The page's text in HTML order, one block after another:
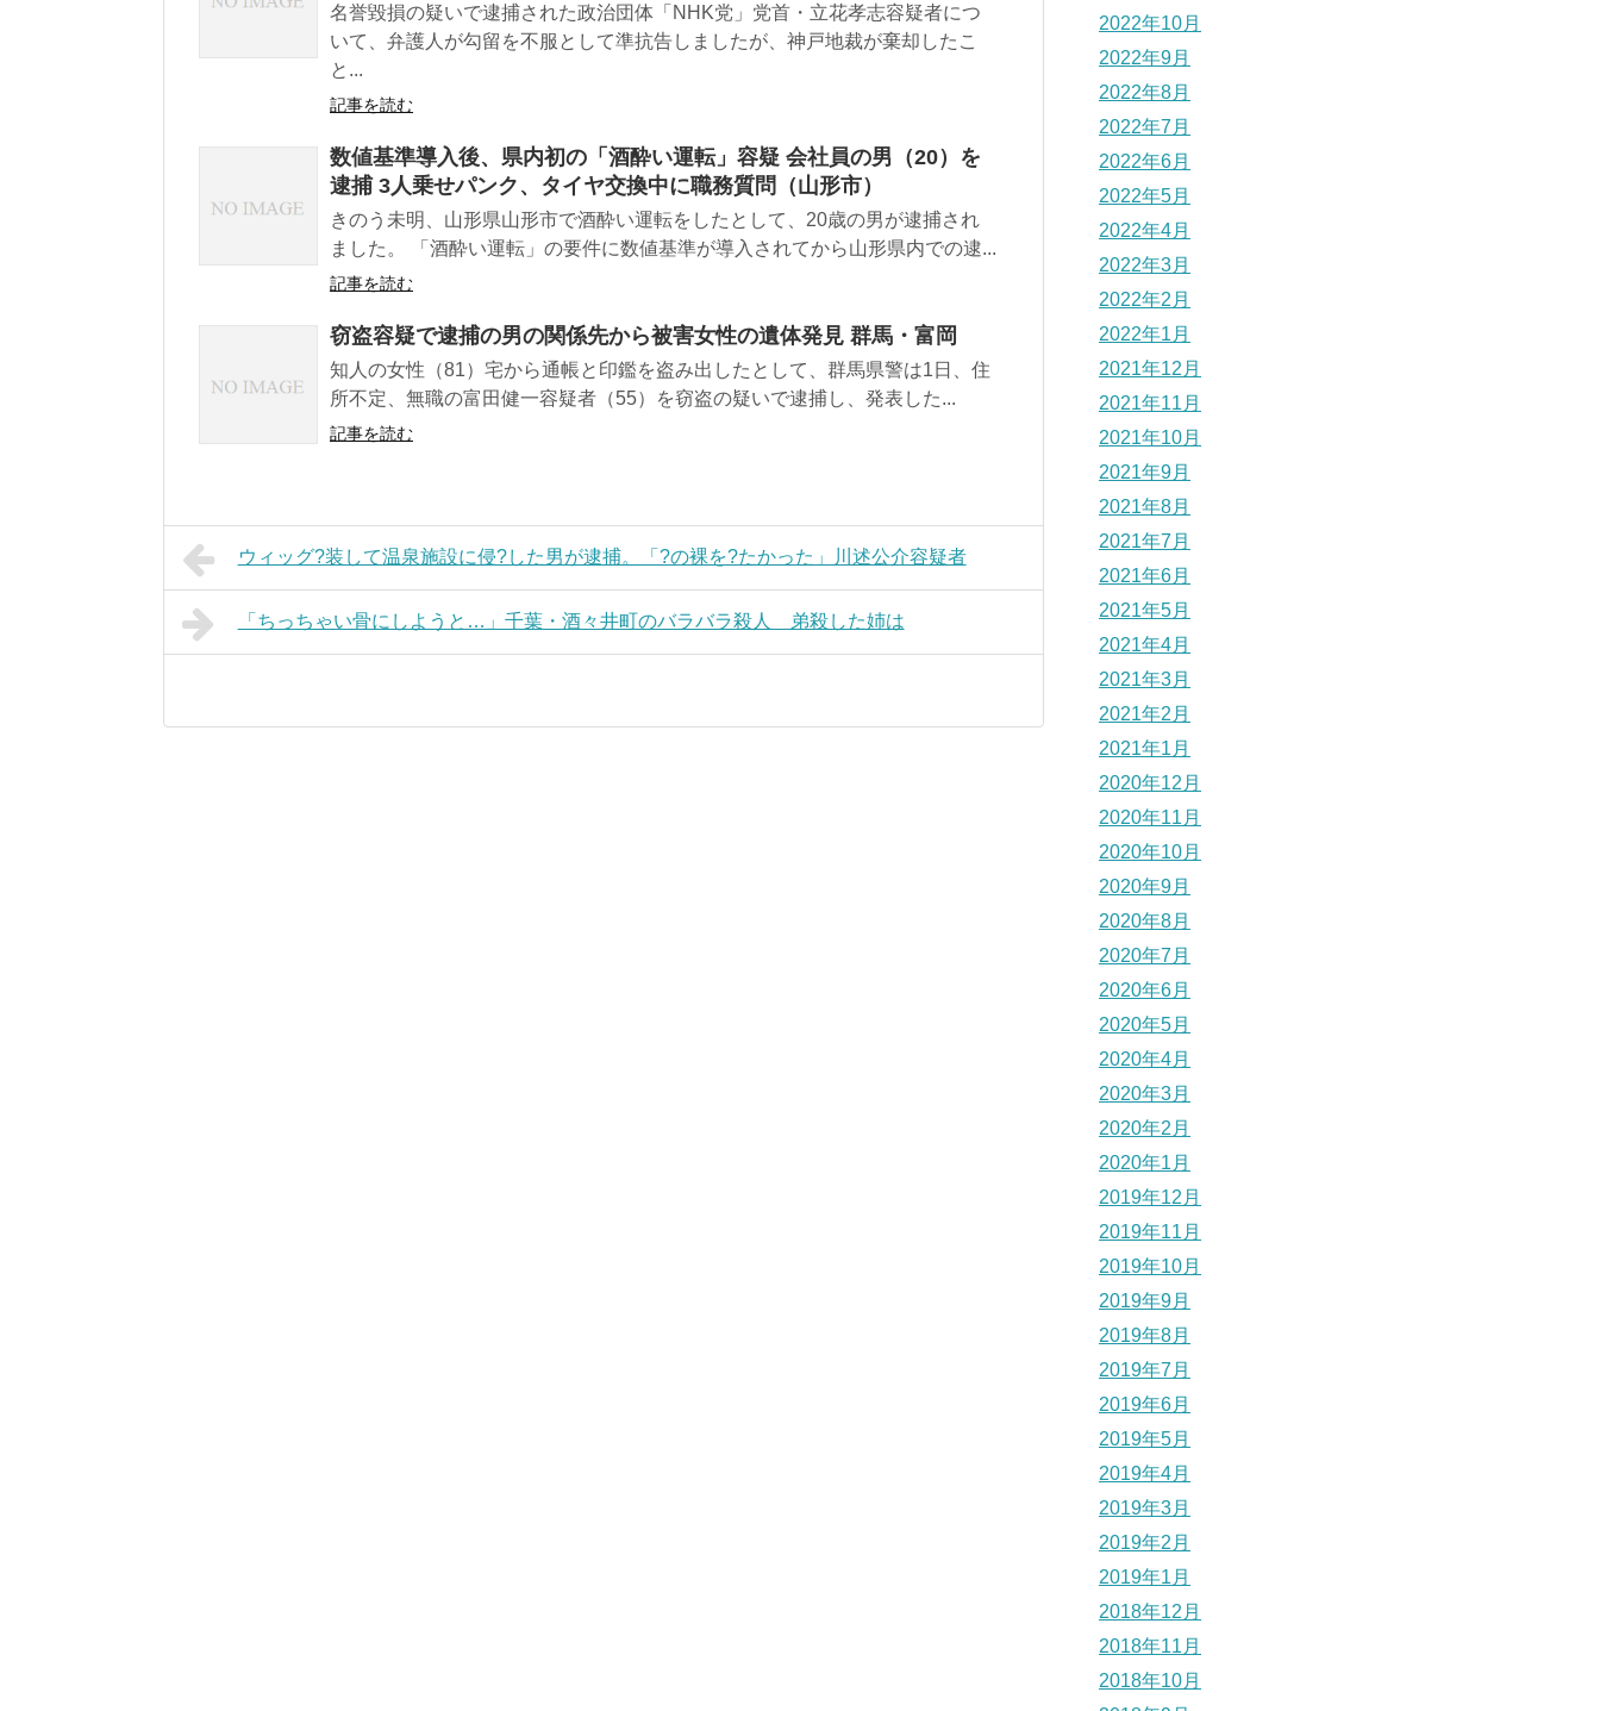
名誉毀損の疑いで逮捕された政治団体「NHK党」党首・立花孝志容疑者につ
いて、弁護人が勾留を不服として準抗告しましたが、神戸地裁が棄却したこ
と...
記事を読む
数値基準導入後、県内初の「酒酔い運転」容疑 会社員の男（20）を
逮捕 3人乗せパンク、タイヤ交換中に職務質問（山形市）
きのう未明、山形県山形市で酒酔い運転をしたとして、20歳の男が逮捕され
ました。 「酒酔い運転」の要件に数値基準が導入されてから山形県内での逮...
記事を読む
窃盗容疑で逮捕の男の関係先から被害女性の遺体発見 群馬・富岡
知人の女性（81）宅から通帳と印鑑を盗み出したとして、群馬県警は1日、住
所不定、無職の富田健一容疑者（55）を窃盗の疑いで逮捕し、発表した...
記事を読む
ウィッグ?装して温泉施設に侵?した男が逮捕。「?の裸を?たかった」川述公介容疑者
「ちっちゃい骨にしようと…」千葉・酒々井町のバラバラ殺人 弟殺した姉は
2022年10月
2022年9月
2022年8月
2022年7月
2022年6月
2022年5月
2022年4月
2022年3月
2022年2月
2022年1月
2021年12月
2021年11月
2021年10月
2021年9月
2021年8月
2021年7月
2021年6月
2021年5月
2021年4月
2021年3月
2021年2月
2021年1月
2020年12月
2020年11月
2020年10月
2020年9月
2020年8月
2020年7月
2020年6月
2020年5月
2020年4月
2020年3月
2020年2月
2020年1月
2019年12月
2019年11月
2019年10月
2019年9月
2019年8月
2019年7月
2019年6月
2019年5月
2019年4月
2019年3月
2019年2月
2019年1月
2018年12月
2018年11月
2018年10月